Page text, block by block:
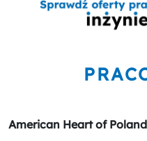
American Heart of Poland